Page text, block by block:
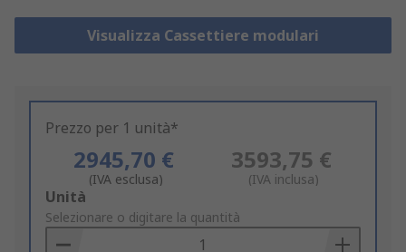
Visualizza Cassettiere modulari
Prezzo per 1 unità*
2945,70 €
(IVA esclusa)
3593,75 €
(IVA inclusa)
Add
to
Basket
Unità
Selezionare o digitare la quantità